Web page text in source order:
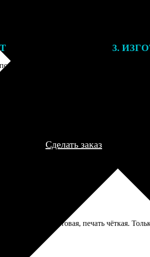
заказа к печати
могут связаться с Вами
телефону или email для
деталей.
3.
Оплатите
оплаты
Сделать заказ
приятная, матовая, печать чёткая.